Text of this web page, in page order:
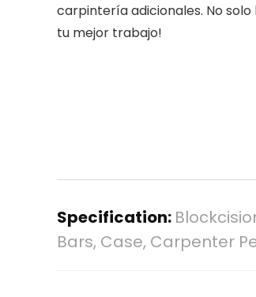
carpintería adicionales. No
tu mejor trabajo!
Specification:
Bars, Case, Carpenter